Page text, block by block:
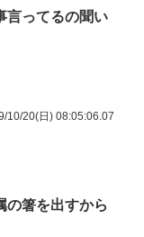
言ってるの聞い
10/20(日) 08:05:06.07
の箸を出すから